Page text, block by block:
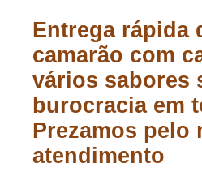
Entrega rápida
camarão com
vários sabores
burocracia em
Prezamos pelo
atendimento